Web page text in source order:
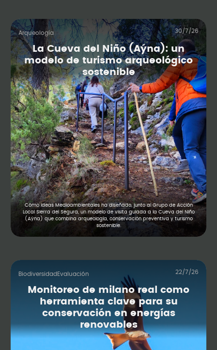
Arqueología 30/7/26
La Cueva del Niño (Aýna): un
modelo de turismo arqueológico
sostenible
Cómo Ideas Medioambientales ha diseñado, junto al Grupo de Acción
Local Sierra del Segura, un modelo de visita guiada a la Cueva del Niño
(Aýna) que combina arqueología, conservación preventiva y turismo
sostenible.
Biodiversidad Evaluación 22/7/26
Monitoreo de milano real como
herramienta clave para su
conservación en energías
renovables